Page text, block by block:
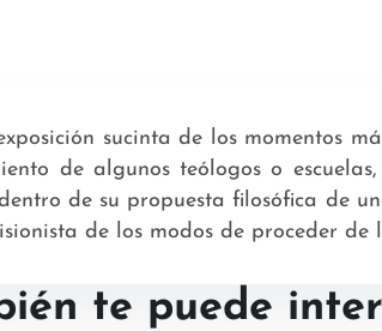
sucinta de los momentos
de algunos teólogos o
de su propuesta filosófica de
de los modos de proceder de
te puede